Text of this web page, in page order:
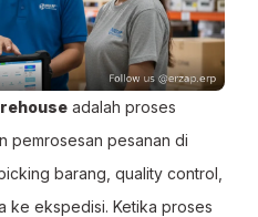
adalah proses
pemrosesan pesanan di
barang, quality control,
ke ekspedisi. Ketika proses